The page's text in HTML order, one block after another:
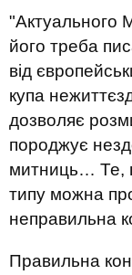
"Актуального
його треба
від
купа
дозволяє
породжує
митниць… Те,
типу можна
неправильна
Правильна